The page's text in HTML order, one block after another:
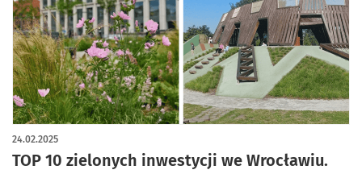
TOP 10 zielonych inwestycji we Wrocławiu.
24.02.2025
artykuł z galerią zdjęć